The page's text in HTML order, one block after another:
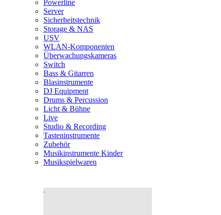
Powerline
Server
Sicherheitstechnik
Storage & NAS
USV
WLAN-Komponenten
Überwachungskameras
Switch
Bass & Gitarren
Blasinstrumente
DJ Equipment
Drums & Percussion
Licht & Bühne
Live
Studio & Recording
Tasteninstrumente
Zubehör
Musikinstrumente Kinder
Musikspielwaren